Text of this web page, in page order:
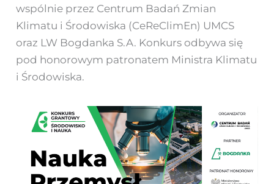
wspólnie przez Centrum Badań Zmian
Klimatu i Środowiska (CeReClimEn) UMCS
oraz LW Bogdanka S.A. Konkurs odbywa się
pod honorowym patronatem Ministra Klimatu
i Środowiska.